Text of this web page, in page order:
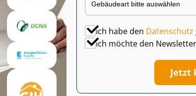
Ich habe den Datenschutz
Ich möchte den
Jetzt